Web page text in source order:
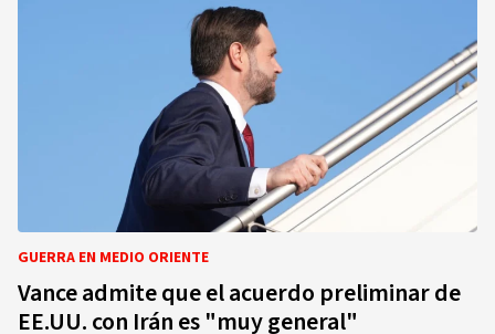
GUERRA EN MEDIO ORIENTE
Vance admite que el acuerdo preliminar de
EE.UU. con Irán es "muy general"